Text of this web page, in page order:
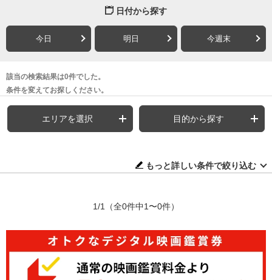
日付から探す
今日 明日 今週末
該当の検索結果は0件でした。
条件を変えてお探しください。
エリアを選択 目的から探す
もっと詳しい条件で絞り込む
1/1 （全0件中1〜0件）